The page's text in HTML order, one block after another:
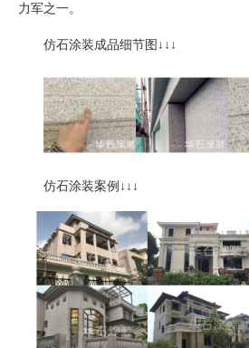
力军之一。
仿石涂装成品细节图 ↓↓↓
仿石涂装案例 ↓↓↓